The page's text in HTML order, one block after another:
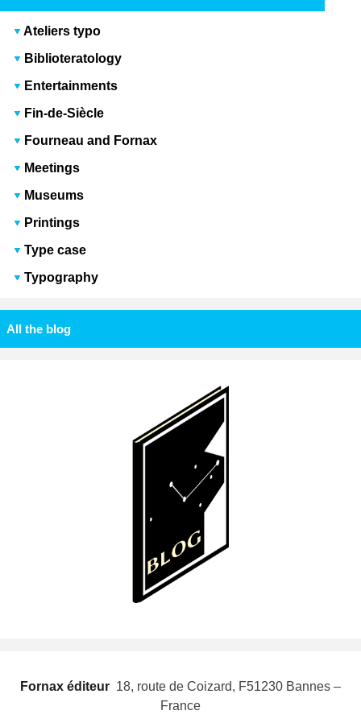
Ateliers typo
Biblioteratology
Entertainments
Fin-de-Siècle
Fourneau and Fornax
Meetings
Museums
Printings
Type case
Typography
All the blog
Fornax éditeur  18, route de Coizard, F51230 Bannes –
France